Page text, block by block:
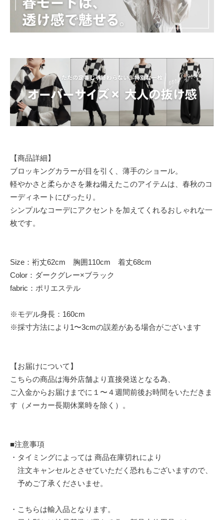
【商品詳細】
ブロッキングカラーが目を引く、薄手のショール。
軽やかさと柔らかさを兼ね備えたこのアイテムは、春秋のコ
ーディネートにぴったり。
シンプルなコーデにアクセントを加えてくれるおしゃれな一
枚です。
Size：裄丈62cm 胸囲110cm 着丈68cm
Color：ダークグレー×ブラック
fabric：ポリエステル
※モデル身長：160cm
※採寸方法により1〜3cmの誤差がある場合がございます
【お届けについて】
こちらの商品は海外店舗より直接発送となる為、
ご入金からお届けまでに１〜４週間前後お時間をいただきま
す（メーカー長期休業時を除く）。
■注意事項
・タイミングによっては 商品在庫切れにより
注文キャンセルとさせていただく恐れもございますので、
予めご了承くださいませ。
・こちらは輸入品となります。